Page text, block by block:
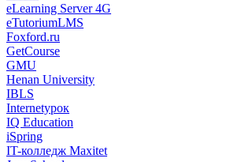
eLearning Server 4G
eTutoriumLMS
Foxford.ru
GetCourse
GMU
Henan University
IBLS
Internetурок
IQ Education
iSpring
IT-колледж Maxitet